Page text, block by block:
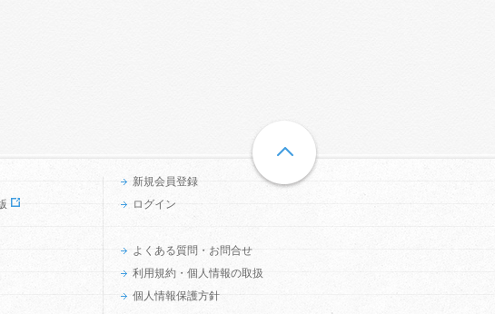
新規会員登録
ログイン
よくある質問・お問合せ
利用規約・個人情報の取扱
個人情報保護方針